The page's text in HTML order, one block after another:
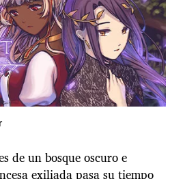
de un bosque oscuro e
exiliada pasa su tiempo